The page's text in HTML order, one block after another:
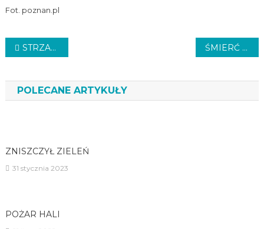
Fot. poznan.pl
Nawigacja
STRZAŁY PRZED KANTOREM ŚMIERĆ BEZDOMNEGO
POLECANE ARTYKUŁY
ZNISZCZYŁ ZIELEŃ
31 stycznia 2023
POŻAR HALI